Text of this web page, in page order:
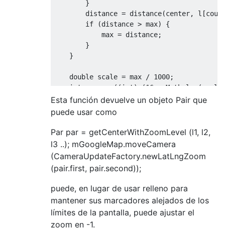
}
        distance
= distance(center, l [
if
(distance > max)
{
            max
= distance;
}
}
double scale = max / 1000;
int
(( int ) (16 Math log ( scale
return
new Pair<LatLng, Integer>(
Esta función devuelve un objeto Pair que
puede usar como
Par par = getCenterWithZoomLevel (l1, l2,
l3 ..); mGoogleMap.moveCamera
(CameraUpdateFactory.newLatLngZoom
(pair.first, pair.second));
puede, en lugar de usar relleno para
mantener sus marcadores alejados de los
límites de la pantalla, puede ajustar el
zoom en -1.